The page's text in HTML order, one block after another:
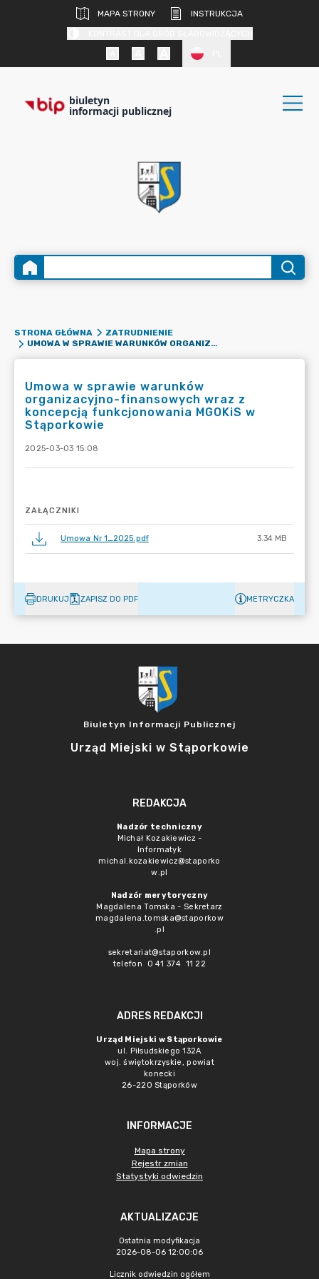
MAPA STRONY
INSTRUKCJA
biuletyn
informacji publicznej
STRONA GŁÓWNA
ZATRUDNIENIE
UMOWA W SPRAWIE WARUNKÓW ORGANIZACYJNO-FINANSOWYCH WRAZ Z KONCEPCJĄ FUNKCJONOWANIA MGOKIS W STĄPORKOWIE
Umowa w sprawie warunków
organizacyjno-finansowych wraz z
koncepcją funkcjonowania MGOKiS w
Stąporkowie
2025-03-03 15:08
ZAŁĄCZNIKI
Umowa Nr 1_2025.pdf 3.34 MB
DRUKUJ ZAPISZ DO PDF METRYCZKA
Biuletyn Informacji Publicznej
Urząd Miejski w Stąporkowie
REDAKCJA
Nadzór techniczny
Michał Kozakiewicz -
Informatyk
michal.kozakiewicz@staporko
w.pl
Nadzór merytoryczny
Magdalena Tomska - Sekretarz
magdalena.tomska@staporkow
.pl
sekretariat@staporkow.pl
telefon 0 41 374 11 22
ADRES REDAKCJI
Urząd Miejski w Stąporkowie
ul. Piłsudskiego 132A
woj. świętokrzyskie, powiat
konecki
26-220 Stąporków
INFORMACJE
Mapa strony
Rejestr zmian
Statystyki odwiedzin
AKTUALIZACJE
Ostatnia modyfikacja
2026-08-06 12:00:06
Licznik odwiedzin ogółem